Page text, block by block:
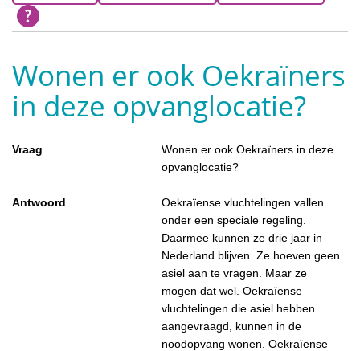
Wonen er ook Oekraïners
in deze opvanglocatie?
Vraag
Wonen er ook Oekraïners in deze
opvanglocatie?
Antwoord
Oekraïense vluchtelingen vallen
onder een speciale regeling.
Daarmee kunnen ze drie jaar in
Nederland blijven. Ze hoeven geen
asiel aan te vragen. Maar ze
mogen dat wel. Oekraïense
vluchtelingen die asiel hebben
aangevraagd, kunnen in de
noodopvang wonen. Oekraïense